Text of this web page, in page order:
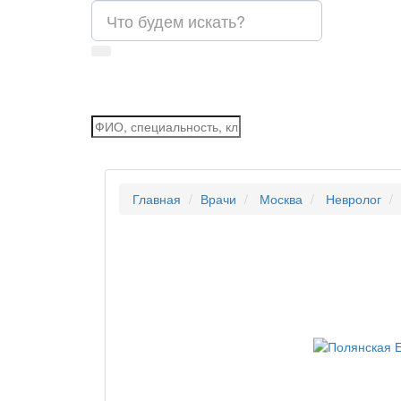
Главная Врачи Москва Невролог